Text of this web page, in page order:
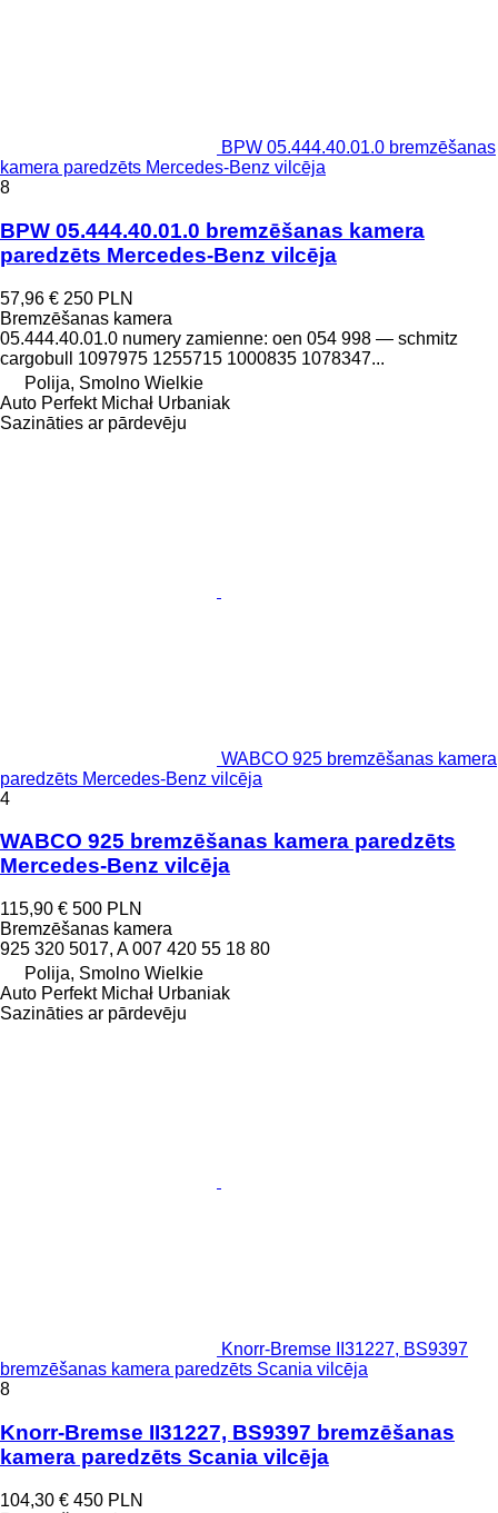
BPW 05.444.40.01.0 bremzēšanas
kamera paredzēts Mercedes-Benz vilcēja
8
BPW 05.444.40.01.0 bremzēšanas kamera
paredzēts Mercedes-Benz vilcēja
57,96 € 250 PLN
Bremzēšanas kamera
05.444.40.01.0 numery zamienne: oen 054 998 — schmitz
cargobull 1097975 1255715 1000835 1078347...
Polija, Smolno Wielkie
Auto Perfekt Michał Urbaniak
Sazināties ar pārdevēju
WABCO 925 bremzēšanas kamera
paredzēts Mercedes-Benz vilcēja
4
WABCO 925 bremzēšanas kamera paredzēts
Mercedes-Benz vilcēja
115,90 € 500 PLN
Bremzēšanas kamera
925 320 5017, A 007 420 55 18 80
Polija, Smolno Wielkie
Auto Perfekt Michał Urbaniak
Sazināties ar pārdevēju
Knorr-Bremse II31227, BS9397
bremzēšanas kamera paredzēts Scania vilcēja
8
Knorr-Bremse II31227, BS9397 bremzēšanas
kamera paredzēts Scania vilcēja
104,30 € 450 PLN